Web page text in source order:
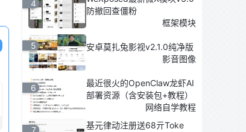
4
防撤回查僵粉
框架模块
5
安卓莫扎兔影视v2.1.0纯净版
影音图像
6
最近很火的OpenClaw龙虾AI
部署资源（含安装包+教程）
网络自学教程
7
基元律动注册送68亓Toke